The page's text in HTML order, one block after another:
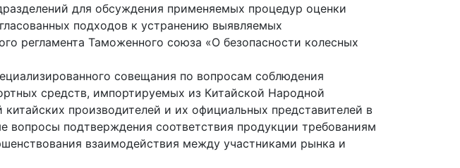
для обсуждения применяемых процедур оценки
подходов к устранению выявляемых
регламента Таможенного союза «О безопасности колесных
совещания по вопросам соблюдения
средств, импортируемых из Китайской Народной
производителей и их официальных представителей в
подтверждения соответствия продукции требованиям
взаимодействия между участниками рынка и